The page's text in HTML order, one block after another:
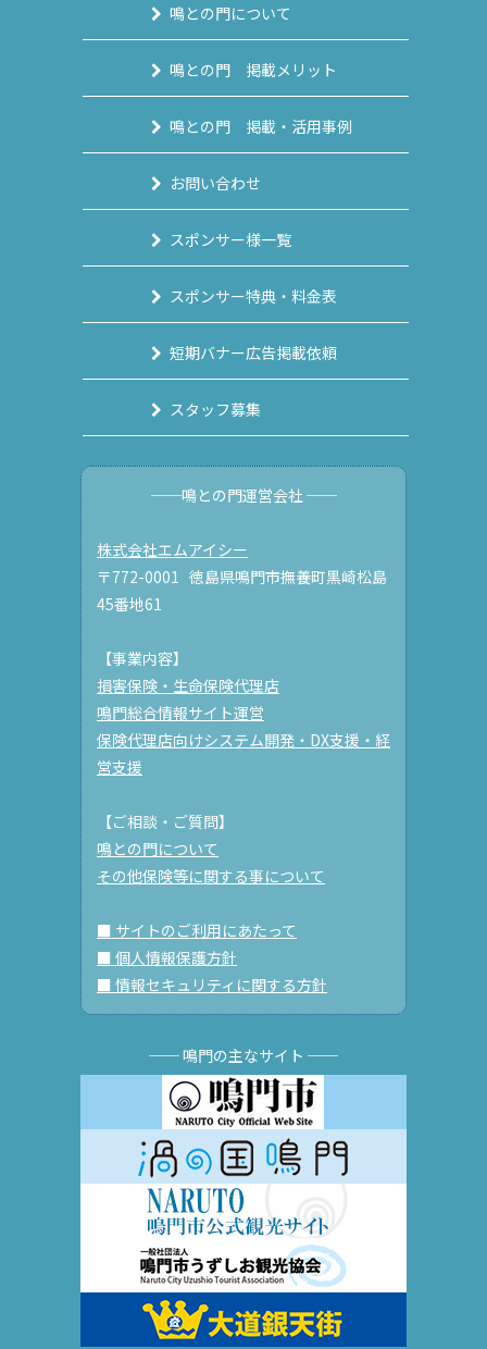
鳴との門について
鳴との門 掲載メリット
鳴との門 掲載・活用事例
お問い合わせ
スポンサー様一覧
スポンサー特典・料金表
短期バナー広告掲載依頼
スタッフ募集
──鳴との門運営会社 ──
株式会社エムアイシー
〒772-0001 徳島県鳴門市撫養町黒崎松島
45番地61
【事業内容】
損害保険・生命保険代理店
鳴門総合情報サイト運営
保険代理店向けシステム開発・DX支援・経
営支援
【ご相談・ご質問】
鳴との門について
その他保険等に関する事について
■ サイトのご利用にあたって
■ 個人情報保護方針
■ 情報セキュリティに関する方針
── 鳴門の主なサイト ──